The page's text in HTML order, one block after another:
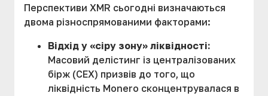
Перспективи XMR сьогодні визначаються
двома різноспрямованими факторами:
Відхід у «сіру зону» ліквідності:
Масовий делістинг із централізованих
бірж (CEX) призвів до того, що
ліквідність Monero сконцентрувалася в